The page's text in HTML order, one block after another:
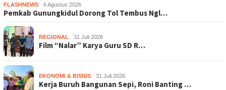
FLASHNEWS 6 Agustus 2026
Pemkab Gunungkidul Dorong Tol Tembus Ngl…
REGIONAL 31 Juli 2026
Film “Nalar” Karya Guru SD R…
EKONOMI & BISNIS 31 Juli 2026
Kerja Buruh Bangunan Sepi, Roni Banting …